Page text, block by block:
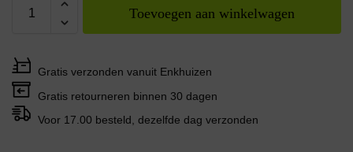
Toevoegen aan winkelwagen
Gratis verzonden vanuit Enkhuizen
Gratis retourneren binnen 30 dagen
Voor 17.00 besteld, dezelfde dag verzonden